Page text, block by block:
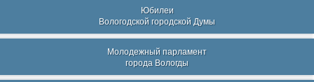
Юбилеи
Вологодской городской Думы
Молодежный парламент
города Вологды